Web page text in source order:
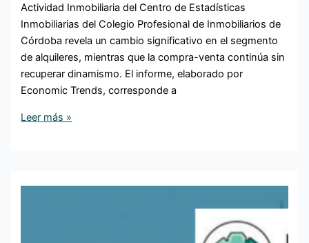
Actividad Inmobiliaria del Centro de Estadísticas
Inmobiliarias del Colegio Profesional de Inmobiliarios de
Córdoba revela un cambio significativo en el segmento
de alquileres, mientras que la compra-venta continúa sin
recuperar dinamismo. El informe, elaborado por
Economic Trends, corresponde a
Leer más »